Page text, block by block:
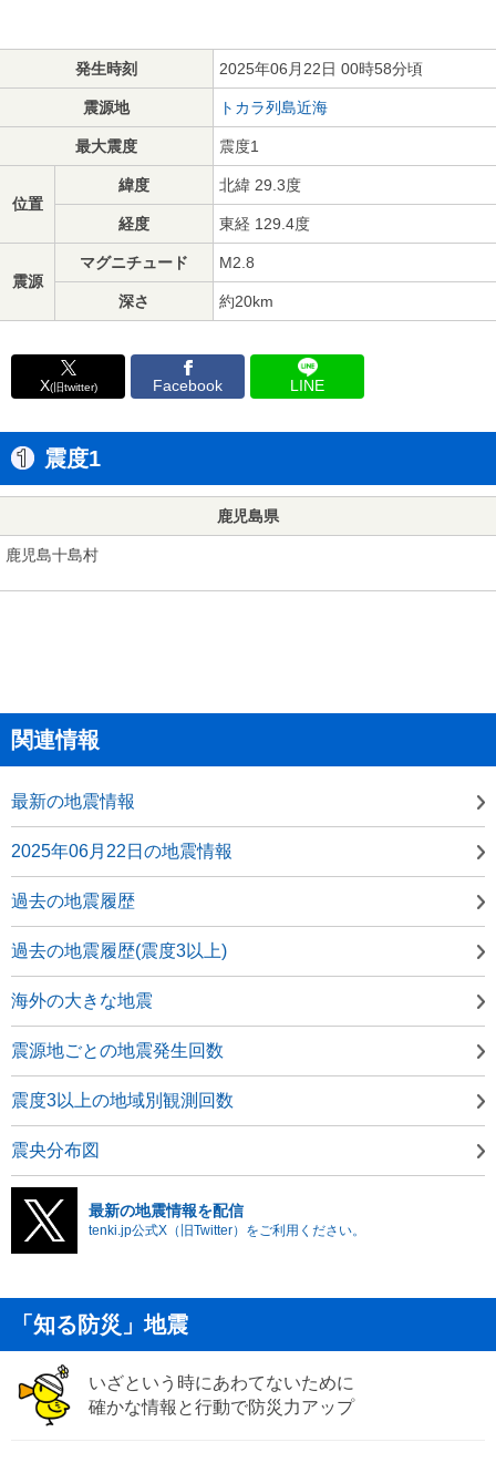
発生時刻 2025年06月22日 00時58分頃
震源地 トカラ列島近海
最大震度 震度1
位置
緯度 北緯 29.3度
経度 東経 129.4度
震源
マグニチュード M2.8
深さ 約20km
X(旧twitter) Facebook LINE
震度1
鹿児島県
鹿児島十島村
関連情報
最新の地震情報
2025年06月22日の地震情報
過去の地震履歴
過去の地震履歴(震度3以上)
海外の大きな地震
震源地ごとの地震発生回数
震度3以上の地域別観測回数
震央分布図
最新の地震情報を配信
tenki.jp公式X（旧Twitter）をご利用ください。
「知る防災」地震
いざという時にあわてないために
確かな情報と行動で防災力アップ